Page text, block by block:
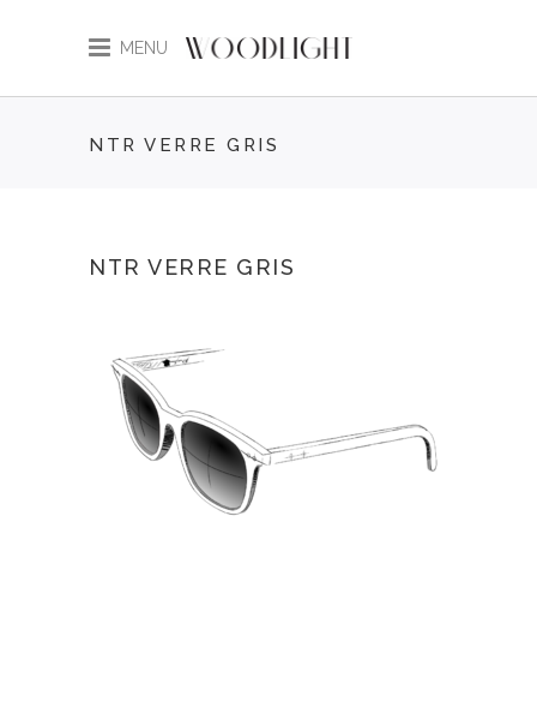
MENU
NTR VERRE GRIS
NTR VERRE GRIS